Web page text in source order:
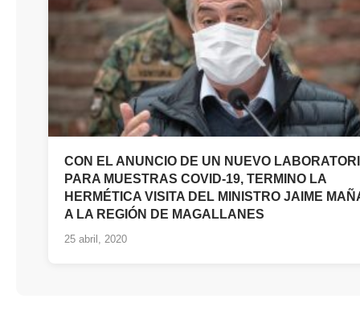
CON EL ANUNCIO DE UN NUEVO
PARA MUESTRAS COVID-19, TERMINO LA
HERMÉTICA VISITA DEL MINISTRO JAIME
A LA REGIÓN DE MAGALLANES
25 abril, 2020